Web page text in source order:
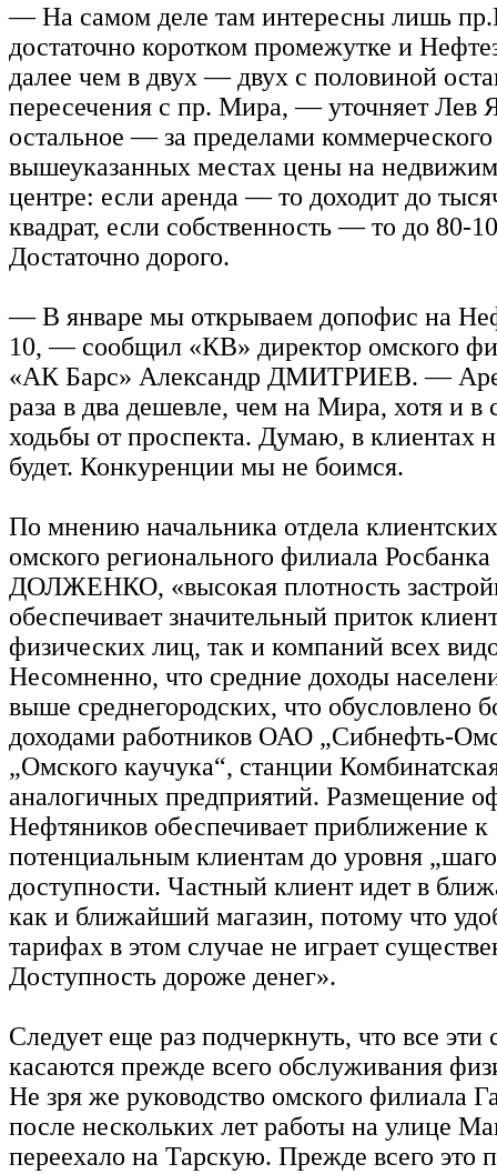
— На самом деле там интересны лишь
достаточно коротком промежутке и
далее чем в двух — двух с половиной
пересечения с пр. Мира, — уточняет
остальное — за пределами
вышеуказанных местах цены на
центре: если аренда — то доходит до
квадрат, если собственность — то до 80-
Достаточно дорого.
— В январе мы открываем допофис на
10, — сообщил «КВ» директор омского
«АК Барс» Александр ДМИТРИЕВ. —
раза в два дешевле, чем на Мира, хотя и в
ходьбы от проспекта. Думаю, в клиентах
будет. Конкуренции мы не боимся.
По мнению начальника отдела
омского регионального филиала
ДОЛЖЕНКО, «высокая плотность
обеспечивает значительный приток
физических лиц, так и компаний всех
Несомненно, что средние доходы
выше среднегородских, что обусловлено
доходами работников ОАО „Сибнефть-
„Омского каучука“, станции
аналогичных предприятий. Размещение
Нефтяников обеспечивает приближение к
потенциальным клиентам до уровня
доступности. Частный клиент идет в
как и ближайший магазин, потому что
тарифах в этом случае не играет
Доступность дороже денег».
Следует еще раз подчеркнуть, что все эти
касаются прежде всего обслуживания
Не зря же руководство омского филиала
после нескольких лет работы на улице
переехало на Тарскую. Прежде всего это